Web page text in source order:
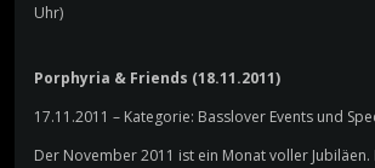
Uhr)
Porphyria & Friends (18.11.2011)
17.11.2011 – Kategorie: Basslover Events und
Der November 2011 ist ein Monat voller